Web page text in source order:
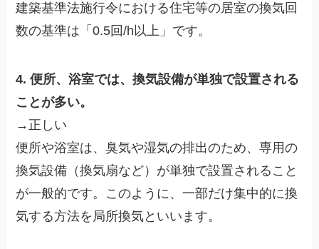
建築基準法施行令における住宅等の居室の換気回
数の基準は「0.5回/h以上」です。
4. 便所、浴室では、換気設備が単独で設置される
ことが多い。
→正しい
便所や浴室は、臭気や湿気の排出のため、専用の
換気設備（換気扇など）が単独で設置されること
が一般的です。このように、一部だけ集中的に換
気する方法を局所換気といいます。